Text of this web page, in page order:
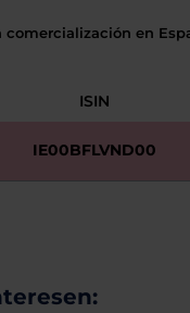
en
ISIN
IE00BFLVND00